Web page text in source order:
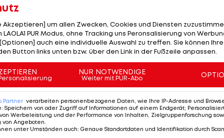
Colin Cowherd“ äußerte sich Crosby dahingehend,
sei.
zehn Sacks und eine Karriere-Höchstzahl von
erreichte er viermal die zweistellige Sack-
äußerst aggressiv agiert und Vereinbarungen mit
Transfer der Raiders war der Deal mit dem
der die vergangenen vier Jahre ausgerechnet
Dreijahresvertrag über 81 Millionen Dollar, wovon
Akzeptieren] um allen Zwecken, Cookies und Diensten
PUR Modus, ohne Tracking uns Peronsalisierung von
auch eine individuelle Auswahl zu treffen. Sie können
Button links unten bzw. über den Link in der Fußzeile anpassen.
NUR NOTWENDIGE
Weiter mit PUR-Abo
Partner verarbeiten personenbezogene Daten, wie Ihre IP-Adresse und
: Speichern von oder Zugriff auf Informationen auf einem Endgerät;
Werbeleistung und der Performance von Inhalten, Zielgruppenforschung
von Angeboten
unter Umständen auch: Genaue Standortdaten und Identifikation durch